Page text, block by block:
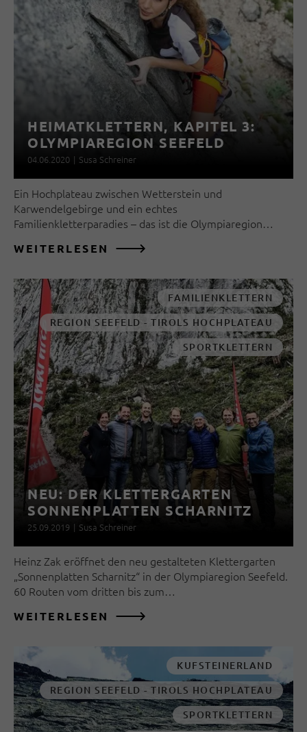
HEIMATKLETTERN, KAPITEL 3:
OLYMPIAREGION SEEFELD
04.06.2020 | Susa Schreiner
Ein Hochplateau zwischen Wetterstein und
Karwendelgebirge und ein echtes
Familienkletterparadies – das ist die Olympiaregion…
WEITERLESEN
FAMILIENKLETTERN
REGION SEEFELD - TIROLS HOCHPLATEAU
SPORTKLETTERN
NEU: DER KLETTERGARTEN
SONNENPLATTEN SCHARNITZ
25.09.2019 | Susa Schreiner
Heinz Zak eröffnet den neu gestalteten Klettergarten
„Sonnenplatten Scharnitz“ in der Olympiaregion Seefeld.
60 Routen vom dritten bis zum…
WEITERLESEN
KUFSTEINERLAND
REGION SEEFELD - TIROLS HOCHPLATEAU
SPORTKLETTERN